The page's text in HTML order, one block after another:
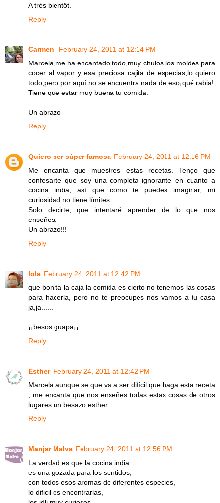
A très bientôt.
Reply
Carmen
February 24, 2011 at 12:14 PM
Marcela,me ha encantado todo,muy chulos los moldes para
cocer al vapor y esa preciosa cajita de especias,lo quiero
todo,pero por aquí no se encuentra nada de eso¡qué rabia!
Tiene que estar muy buena tu comida.
Un abrazo
Reply
Quiero ser súper famosa February 24, 2011 at 12:16 PM
Me encanta que muestres estas recetas. Tengo que
confesarte que soy una completa ignorante en cuanto a
cocina india, así que como te puedes imaginar, mi
curiosidad no tiene límites.
Solo decirte, que intentaré aprender de lo que nos
enseñes.
Un abrazo!!!
Reply
lola February 24, 2011 at 12:42 PM
que bonita la caja la comida es cierto no tenemos las cosas
para hacerla, pero no te preocupes nos vamos a tu casa
ja,ja......
¡¡besos guapa¡¡
Reply
Esther February 24, 2011 at 12:42 PM
Marcela aunque se que va a ser difícil que haga esta receta
, me encanta que nos enseñes todas estas cosas de otros
lugares.un besazo esther
Reply
Manjar Malva February 24, 2011 at 12:56 PM
La verdad es que la cocina india
es una gozada para los sentidos,
con todos esos aromas de diferentes especies,
lo dificil es encontrarlas,